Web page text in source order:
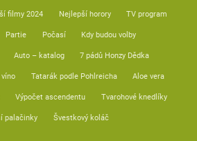
filmy 2024 Nejlepší horory TV program
Partie Počasí Kdy budou volby
Auto – katalog 7 pádů Honzy Dědka
víno Tatarák podle Pohlreicha Aloe vera
Výpočet ascendentu Tvarohové knedlíky
palačinky Švestkový koláč